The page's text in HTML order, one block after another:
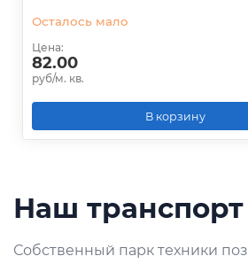
Осталось мало
Цена:
82.00
руб/м. кв.
В корзину
Наш транспорт
Собственный парк техники